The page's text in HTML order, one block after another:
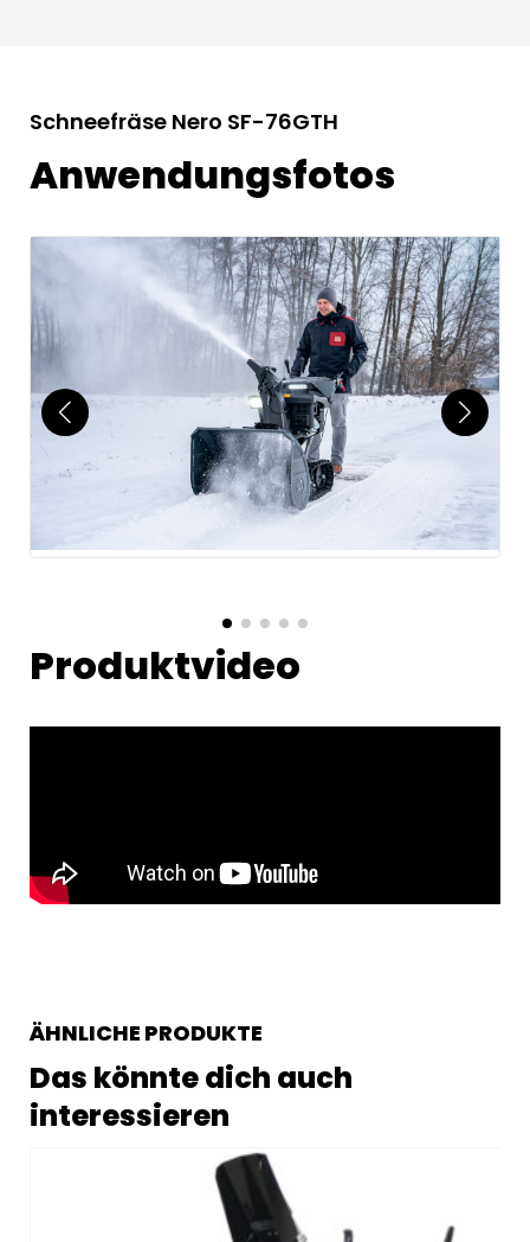
Schneefräse Nero SF-76GTH
Anwendungsfotos
Produktvideo
ÄHNLICHE PRODUKTE
Das könnte dich auch
interessieren